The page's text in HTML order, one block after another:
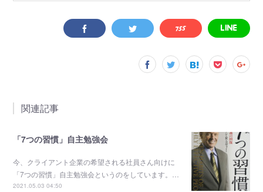
関連記事
「7つの習慣」自主勉強会
今、クライアント企業の希望される社員さん向けに
「7つの習慣」自主勉強会というのをしています。…
2021.05.03 04:50